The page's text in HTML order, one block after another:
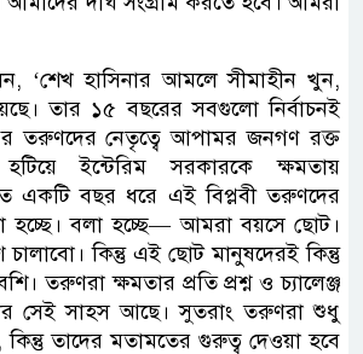
‘শেখ হাসিনার আমলে সীমাহীন খুন,
তার ১৫ বছরের সবগুলো নির্বাচনই
তরুণদের নেতৃত্বে আপামর জনগণ রক্ত
ইন্টেরিম সরকারকে ক্ষমতায়
একটি বছর ধরে এই বিপ্লবী তরুণদের
হচ্ছে। বলা হচ্ছে— আমরা বয়সে ছোট।
কিন্তু এই ছোট মানুষদেরই কিন্তু
তরুণরা ক্ষমতার প্রতি প্রশ্ন ও চ্যালেঞ্জ
সেই সাহস আছে। সুতরাং তরুণরা শুধু
তাদের মতামতের গুরুত্ব দেওয়া হবে